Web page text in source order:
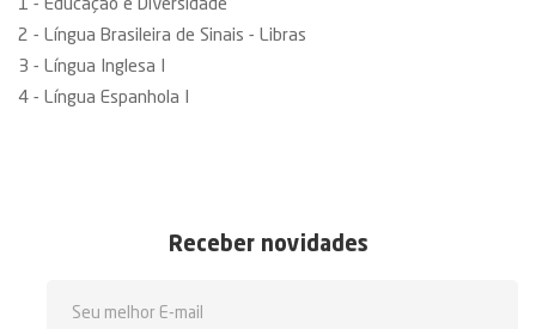
1 - Educação e Diversidade
2 - Língua Brasileira de Sinais - Libras
3 - Língua Inglesa I
4 - Língua Espanhola I
Receber novidades